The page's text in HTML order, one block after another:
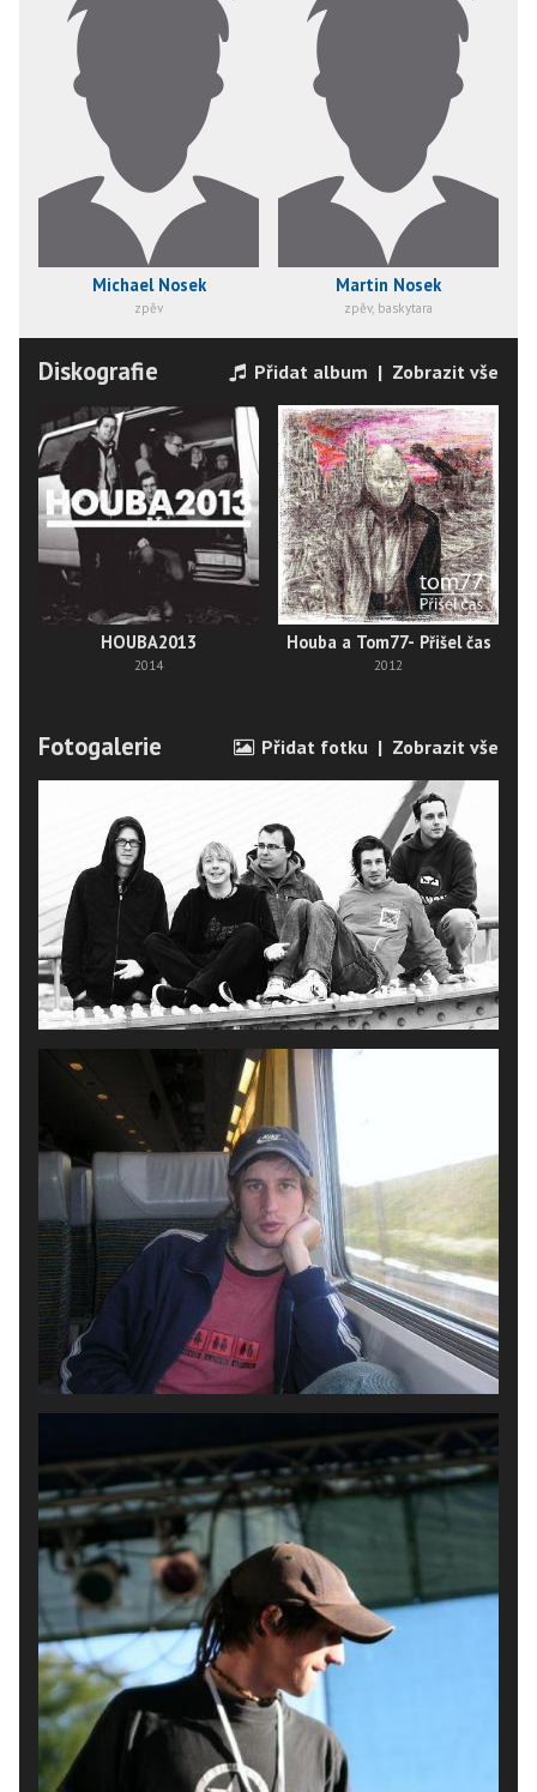
Michael Nosek
zpěv
Martin Nosek
zpěv, baskytara
Diskografie Přidat album | Zobrazit vše
HOUBA2013
2014
Houba a Tom77- Přišel čas
2012
Fotogalerie Přidat fotku | Zobrazit vše